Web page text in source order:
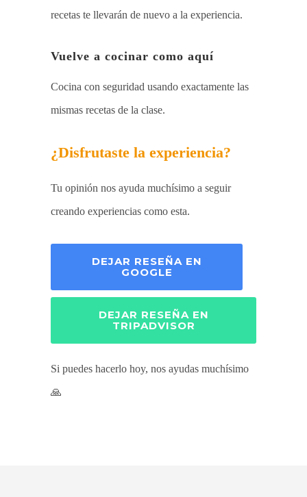
recetas te llevarán de nuevo a la experiencia.
Vuelve a cocinar como aquí
Cocina con seguridad usando exactamente las
mismas recetas de la clase.
¿Disfrutaste la experiencia?
Tu opinión nos ayuda muchísimo a seguir
creando experiencias como esta.
DEJAR RESEÑA EN
GOOGLE
DEJAR RESEÑA EN
TRIPADVISOR
Si puedes hacerlo hoy, nos ayudas muchísimo
🙏